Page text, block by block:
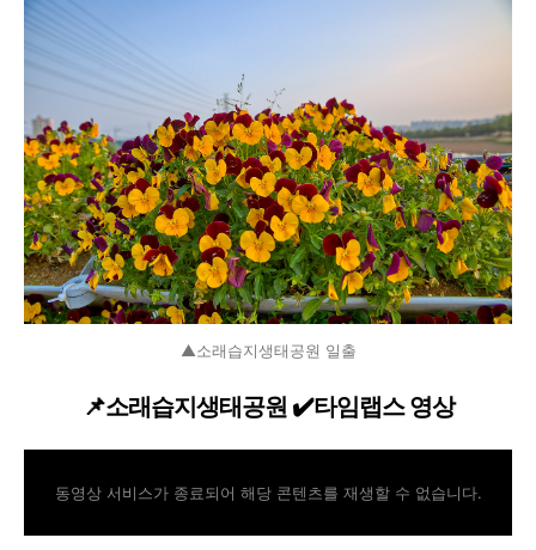
▲소래습지생태공원 일출
📌소래습지생태공원 ✔️타임랩스 영상
동영상 서비스가 종료되어 해당 콘텐츠를 재생할 수 없습니다.